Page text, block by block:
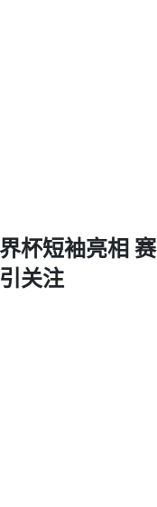
杯短袖亮相 赛
关注